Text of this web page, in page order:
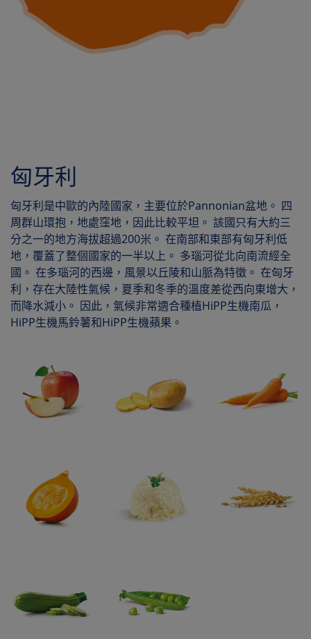
匈牙利
匈牙利是中歐的內陸國家，主要位於Pannonian盆地。 四
周群山環抱，地處窪地，因此比較平坦。 該國只有大約三
分之一的地方海拔超過200米。 在南部和東部有匈牙利低
地，覆蓋了整個國家的一半以上。 多瑙河從北向南流經全
國。 在多瑙河的西邊，風景以丘陵和山脈為特徵。 在匈牙
利，存在大陸性氣候，夏季和冬季的溫度差從西向東增大，
而降水減小。 因此，氣候非常適合種植HiPP生機南瓜，
HiPP生機馬鈴薯和HiPP生機蘋果。